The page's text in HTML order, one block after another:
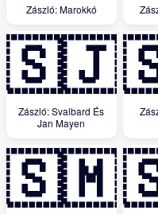
Zászló: Marokkó
🇸🇯
Zászló: Svalbard És
Jan Mayen
🇸🇲